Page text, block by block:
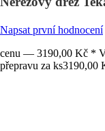
Napsat první hodnocení
cenu — 3190,00 Kč *
přepravu za ks3190,00